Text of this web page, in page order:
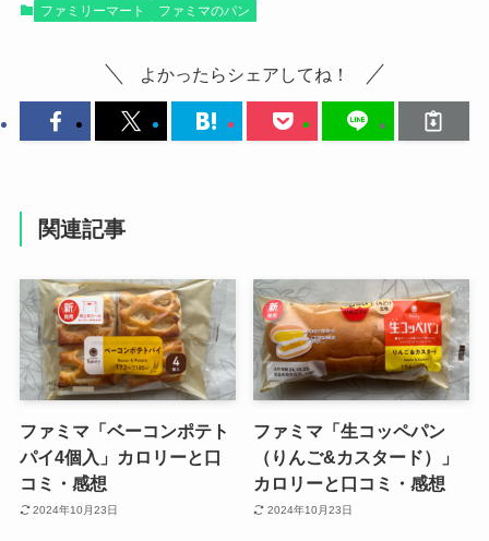
ファミリーマート ファミマのパン
よかったらシェアしてね！
関連記事
ファミマ「ベーコンポテト
パイ4個入」カロリーと口
コミ・感想
2024年10月23日
ファミマ「生コッペパン
（りんご&カスタード）」
カロリーと口コミ・感想
2024年10月23日